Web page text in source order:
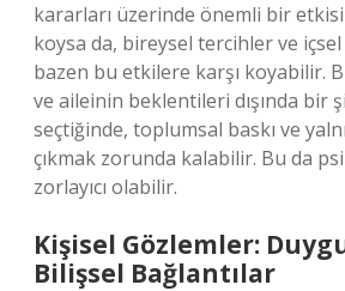
kararları üzerinde önemli bir
koysa da, bireysel tercihler ve
bazen bu etkilere karşı koyabilir.
ve aileinin beklentileri dışında bir
seçtiğinde, toplumsal baskı ve
çıkmak zorunda kalabilir. Bu da
zorlayıcı olabilir.
Kişisel Gözlemler:
Bilişsel Bağlantılar